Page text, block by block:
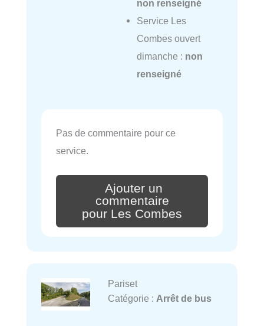
non renseigné
Service Les
Combes ouvert
dimanche : non
renseigné
Pas de commentaire pour ce
service.
Ajouter un
commentaire
pour Les Combes
Pariset
Catégorie : Arrêt de bus